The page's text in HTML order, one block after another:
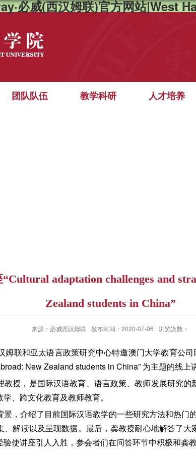
必威(西汉姆联)官方网站|West
团队队伍 教学科研 人才培养
adaptation challenges and
Zealand students in China”
来源：必威西汉姆联 发布时间：2020-07-06 浏览次数：
联和亚太语言政策研究中心特邀澳门大学教育公
New Zealand students in China” 为主题的线上
授，是国际汉语教育、语言政策、教师发展研究
、跨文化教育及教师教育。
，介绍了目前国际汉语教学的一些研究方法和热门
解读以及呈现数据。最后，龚教授耐心地解答了
使讲座引人入胜，参会者们在问答环节中积极和龚